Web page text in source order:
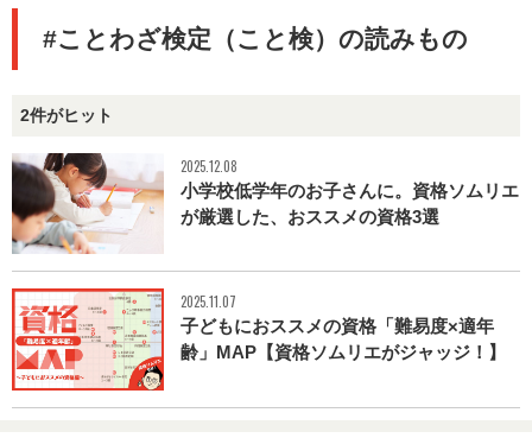
#ことわざ検定（こと検）の読みもの
2件がヒット
2025.12.08
小学校低学年のお子さんに。資格ソムリエ
が厳選した、おススメの資格3選
2025.11.07
子どもにおススメの資格「難易度×適年
齢」MAP【資格ソムリエがジャッジ！】